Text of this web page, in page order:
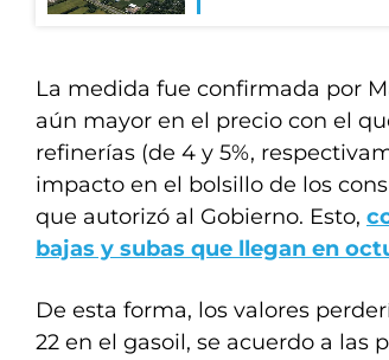
La medida fue confirmada por
aún mayor en el precio con el
refinerías (de 4 y 5%,
impacto en el bolsillo de los
que autorizó al Gobierno. Esto,
bajas y subas que llegan en
De esta forma, los valores
22 en el gasoil, se acuerdo a las